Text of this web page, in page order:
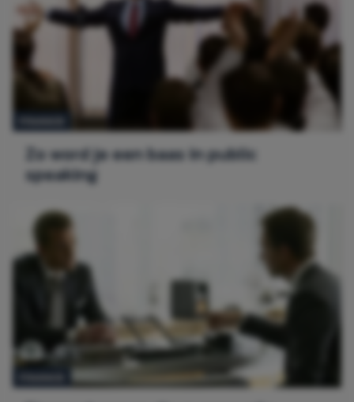
Zo word je een baas in public
speaking